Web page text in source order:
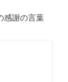
感謝の言葉